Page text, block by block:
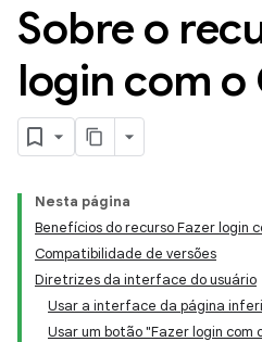
Sobre o
login com o
Nesta página
Benefícios do recurso Fazer login
Compatibilidade de versões
Diretrizes da interface do usuário
Usar a interface da página
Usar um botão "Fazer login com